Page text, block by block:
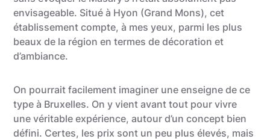
envisageable. Situé à Hyon (Grand Mons), cet
établissement compte, à mes yeux, parmi les plus
beaux de la région en termes de décoration et
d’ambiance.
On pourrait facilement imaginer une enseigne de ce
type à Bruxelles. On y vient avant tout pour vivre
une véritable expérience, autour d’un concept bien
défini. Certes, les prix sont un peu plus élevés, mais